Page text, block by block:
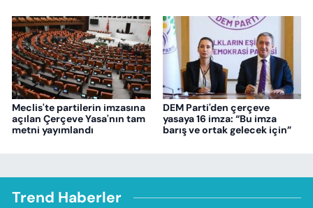
Meclis'te partilerin imzasına
açılan Çerçeve Yasa'nın tam
metni yayımlandı
DEM Parti'den çerçeve
yasaya 16 imza: “Bu imza
barış ve ortak gelecek için”
Trend Haberler